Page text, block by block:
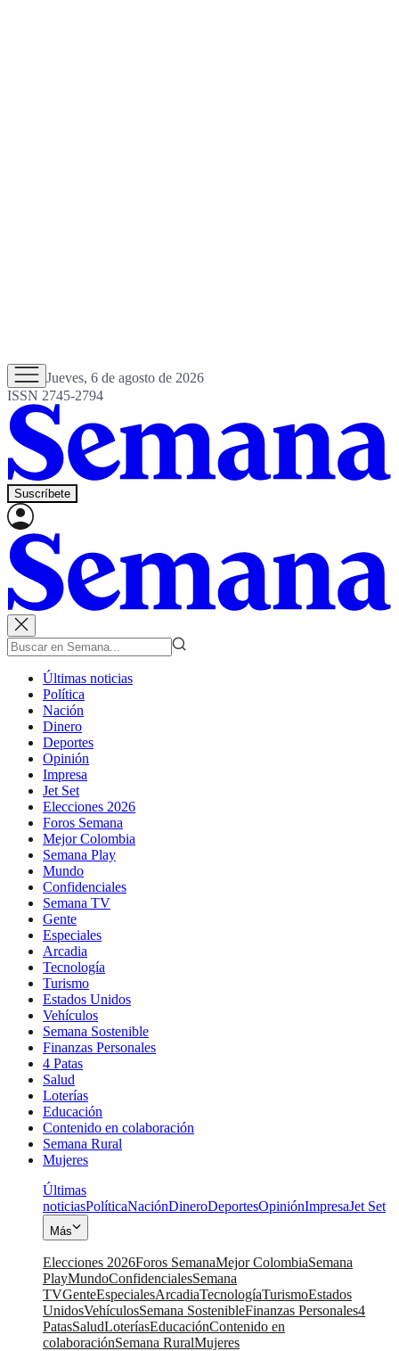
Jueves, 6 de agosto de 2026
ISSN 2745-2794
Suscríbete
Últimas noticias
Política
Nación
Dinero
Deportes
Opinión
Impresa
Jet Set
Elecciones 2026
Foros Semana
Mejor Colombia
Semana Play
Mundo
Confidenciales
Semana TV
Gente
Especiales
Arcadia
Tecnología
Turismo
Estados Unidos
Vehículos
Semana Sostenible
Finanzas Personales
4 Patas
Salud
Loterías
Educación
Contenido en colaboración
Semana Rural
Mujeres
Últimas
noticiasPolíticaNaciónDineroDeportesOpiniónImpresaJet Set
Más
Elecciones 2026Foros SemanaMejor ColombiaSemana
PlayMundoConfidencialesSemana
TVGenteEspecialesArcadiaTecnologíaTurismoEstados
UnidosVehículosSemana SostenibleFinanzas Personales4
PatasSaludLoteríasEducaciónContenido en
colaboraciónSemana RuralMujeres